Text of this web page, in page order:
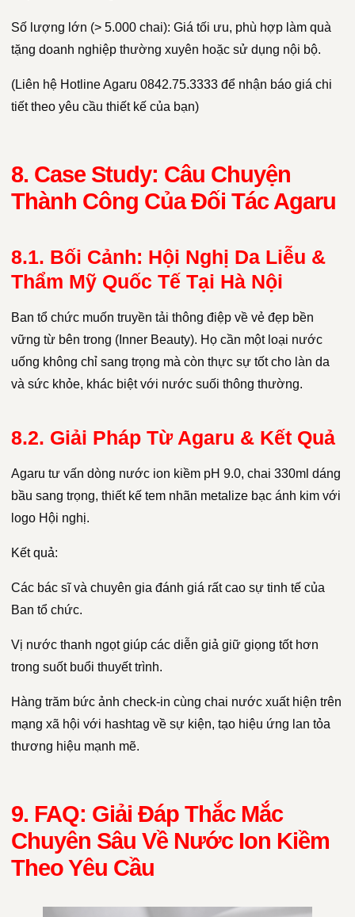
Số lượng lớn (> 5.000 chai): Giá tối ưu, phù hợp làm quà
tặng doanh nghiệp thường xuyên hoặc sử dụng nội bộ.
(Liên hệ Hotline Agaru 0842.75.3333 để nhận báo giá chi
tiết theo yêu cầu thiết kế của bạn)
8. Case Study: Câu Chuyện
Thành Công Của Đối Tác Agaru
8.1. Bối Cảnh: Hội Nghị Da Liễu &
Thẩm Mỹ Quốc Tế Tại Hà Nội
Ban tổ chức muốn truyền tải thông điệp về vẻ đẹp bền
vững từ bên trong (Inner Beauty). Họ cần một loại nước
uống không chỉ sang trọng mà còn thực sự tốt cho làn da
và sức khỏe, khác biệt với nước suối thông thường.
8.2. Giải Pháp Từ Agaru & Kết Quả
Agaru tư vấn dòng nước ion kiềm pH 9.0, chai 330ml dáng
bầu sang trọng, thiết kế tem nhãn metalize bạc ánh kim với
logo Hội nghị.
Kết quả:
Các bác sĩ và chuyên gia đánh giá rất cao sự tinh tế của
Ban tổ chức.
Vị nước thanh ngọt giúp các diễn giả giữ giọng tốt hơn
trong suốt buổi thuyết trình.
Hàng trăm bức ảnh check-in cùng chai nước xuất hiện trên
mạng xã hội với hashtag về sự kiện, tạo hiệu ứng lan tỏa
thương hiệu mạnh mẽ.
9. FAQ: Giải Đáp Thắc Mắc
Chuyên Sâu Về Nước Ion Kiềm
Theo Yêu Cầu